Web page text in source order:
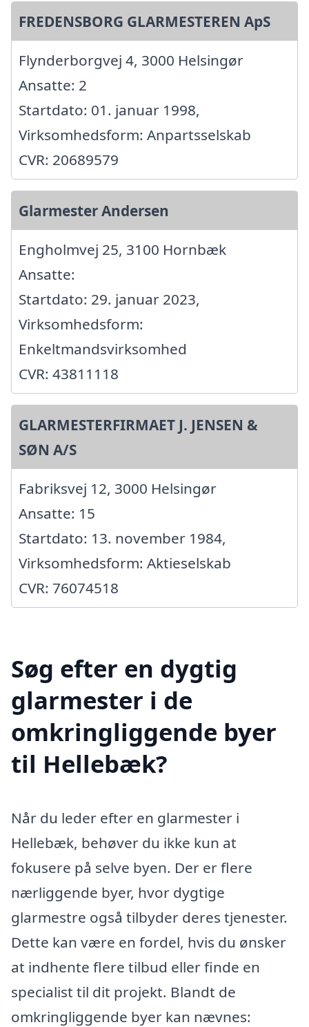
FREDENSBORG GLARMESTEREN ApS
Flynderborgvej 4, 3000 Helsingør
Ansatte: 2
Startdato: 01. januar 1998,
Virksomhedsform: Anpartsselskab
CVR: 20689579
Glarmester Andersen
Engholmvej 25, 3100 Hornbæk
Ansatte:
Startdato: 29. januar 2023,
Virksomhedsform:
Enkeltmandsvirksomhed
CVR: 43811118
GLARMESTERFIRMAET J. JENSEN &
SØN A/S
Fabriksvej 12, 3000 Helsingør
Ansatte: 15
Startdato: 13. november 1984,
Virksomhedsform: Aktieselskab
CVR: 76074518
Søg efter en dygtig
glarmester i de
omkringliggende byer
til Hellebæk?
Når du leder efter en glarmester i
Hellebæk, behøver du ikke kun at
fokusere på selve byen. Der er flere
nærliggende byer, hvor dygtige
glarmestre også tilbyder deres tjenester.
Dette kan være en fordel, hvis du ønsker
at indhente flere tilbud eller finde en
specialist til dit projekt. Blandt de
omkringliggende byer kan nævnes: